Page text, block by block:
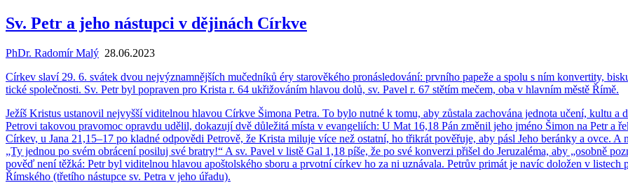
Sv. Petr a jeho nástupci v dějinách Církve
PhDr. Radomír Malý 28.06.2023
Cír­kev slaví 29. 6. svá­tek dvou nej­vý­znam­něj­ších mu­čed­ní­ků éry sta­ro­vě­ké­ho pro­ná­sle­do­vá­ní: prv­ní­ho pa­pe­že a spolu s ním kon­ver­ti­ty,
tic­ké spo­leč­nos­ti. Sv. Petr byl po­pra­ven pro Kris­ta r. 64 ukři­žo­vá­ním hla­vou dolů, sv. Pavel r. 67 stě­tím mečem, oba v hlav­ním městě Římě.
Ježíš Kris­tus usta­no­vil nej­vyš­ší vi­di­tel­nou hla­vou Církve Ši­mo­na Petra. To bylo nutné k tomu, aby zů­sta­la za­cho­vá­na jed­no­ta učení, kultu a
Pe­t­ro­vi ta­ko­vou pra­vo­moc oprav­du udě­lil, do­ka­zu­jí dvě dů­le­ži­tá místa v evan­ge­li­ích: U Mat 16,18 Pán změ­nil jeho jméno Šimon na Petr a
Cír­kev, u Jana 21,15–17 po klad­né od­po­vě­di Pe­t­ro­vě, že Kris­ta mi­lu­je více než ostat­ní, ho tři­krát po­vě­řu­je, aby pásl Jeho be­rán­ky a ovce.
„Ty jed­nou po svém ob­rá­ce­ní po­si­luj své bra­t­ry!“ A sv. Pavel v listě Gal 1,18 píše, že po své kon­ver­zi při­šel do Je­ruza­lé­ma, aby „osob­ně
po­věď není těžká: Petr byl vi­di­tel­nou hla­vou apoš­tolské­ho sboru a pr­vot­ní cír­kev ho za ni uzná­va­la. Pe­t­rův pri­mát je navíc do­lo­žen v
Řím­ské­ho (tře­tí­ho ná­stup­ce sv. Petra v jeho úřadu).